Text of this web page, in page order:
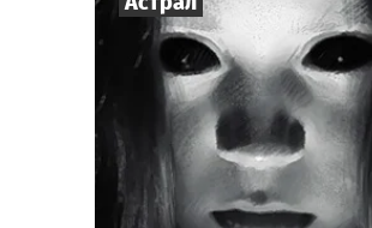
Гравців -7
1-1,5 год.
Тематика Містика
Тип квесту Міні-